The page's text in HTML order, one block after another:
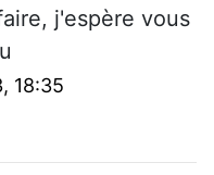
j'espère vous
18:35